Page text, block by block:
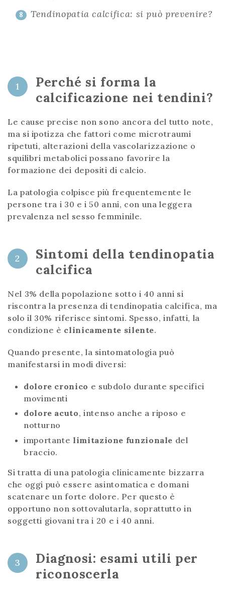
8 Tendinopatia calcifica: si può prevenire?
1
Perché si forma la
calcificazione nei tendini?
Le cause precise non sono ancora del tutto note,
ma si ipotizza che fattori come microtraumi
ripetuti, alterazioni della vascolarizzazione o
squilibri metabolici possano favorire la
formazione dei depositi di calcio.
La patologia colpisce più frequentemente le
persone tra i 30 e i 50 anni, con una leggera
prevalenza nel sesso femminile.
2
Sintomi della tendinopatia
calcifica
Nel 3% della popolazione sotto i 40 anni si
riscontra la presenza di tendinopatia calcifica, ma
solo il 30% riferisce sintomi. Spesso, infatti, la
condizione è clinicamente silente.
Quando presente, la sintomatologia può
manifestarsi in modi diversi:
dolore cronico e subdolo durante specifici
movimenti
dolore acuto, intenso anche a riposo e
notturno
importante limitazione funzionale del
braccio.
Si tratta di una patologia clinicamente bizzarra
che oggi può essere asintomatica e domani
scatenare un forte dolore. Per questo è
opportuno non sottovalutarla, soprattutto in
soggetti giovani tra i 20 e i 40 anni.
3
Diagnosi: esami utili per
riconoscerla